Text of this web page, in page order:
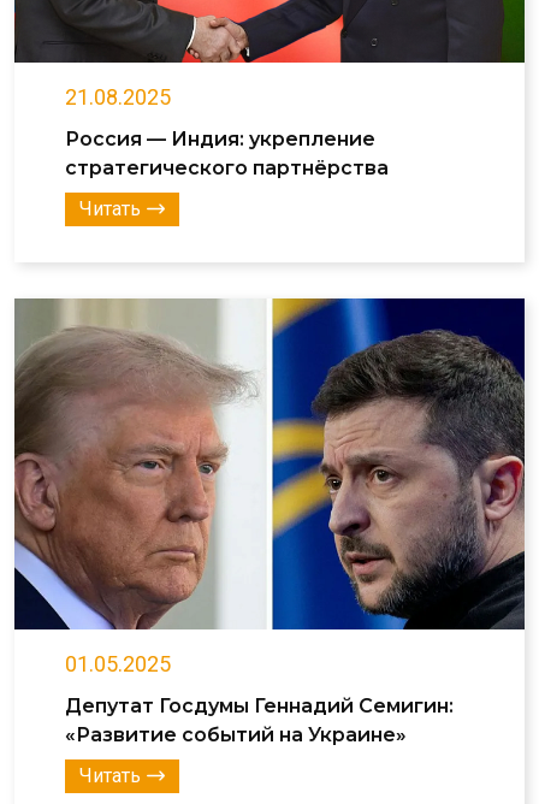
21.08.2025
Россия — Индия: укрепление
стратегического партнёрства
Читать
01.05.2025
Депутат Госдумы Геннадий Семигин:
«Развитие событий на Украине»
Читать